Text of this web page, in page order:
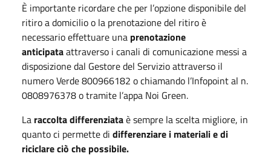
È importante ricordare che per l’opzione disponibile del
ritiro a domicilio o la prenotazione del ritiro è
necessario effettuare una prenotazione
anticipataattraverso i canali di comunicazione messi a
disposizione dal Gestore del Servizio attraverso il
numero Verde 800966182 o chiamando l’Infopoint al n.
0808976378 o tramite l’appa Noi Green.
La raccolta differenziataè sempre la scelta migliore, in
quanto ci permette di differenziare i materiali e di
riciclare ciò che possibile.